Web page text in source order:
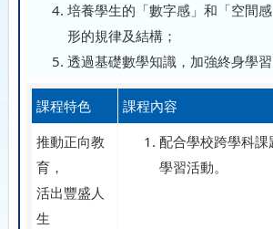
培養學生的「數字感」和「空間
形的規律及結構；
透過基礎數學知識，加強終身學習
課程特色
課程內容
推動正向教
育，
活出豐盛人
生
配合學校跨學科
學習活動。